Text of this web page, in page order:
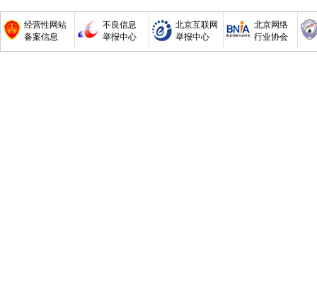
经营性网站
备案信息
不良信息
举报中心
北京互联网
举报中心
北京网络
行业协会